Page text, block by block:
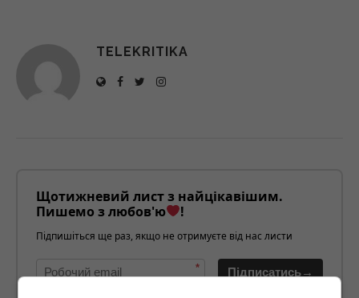
TELEKRITIKA
Щотижневий лист з найцікавішим.
Пишемо з любов'ю
!
Підпишіться ще раз, якщо не отримуєте від нас листи
* Підписатись→